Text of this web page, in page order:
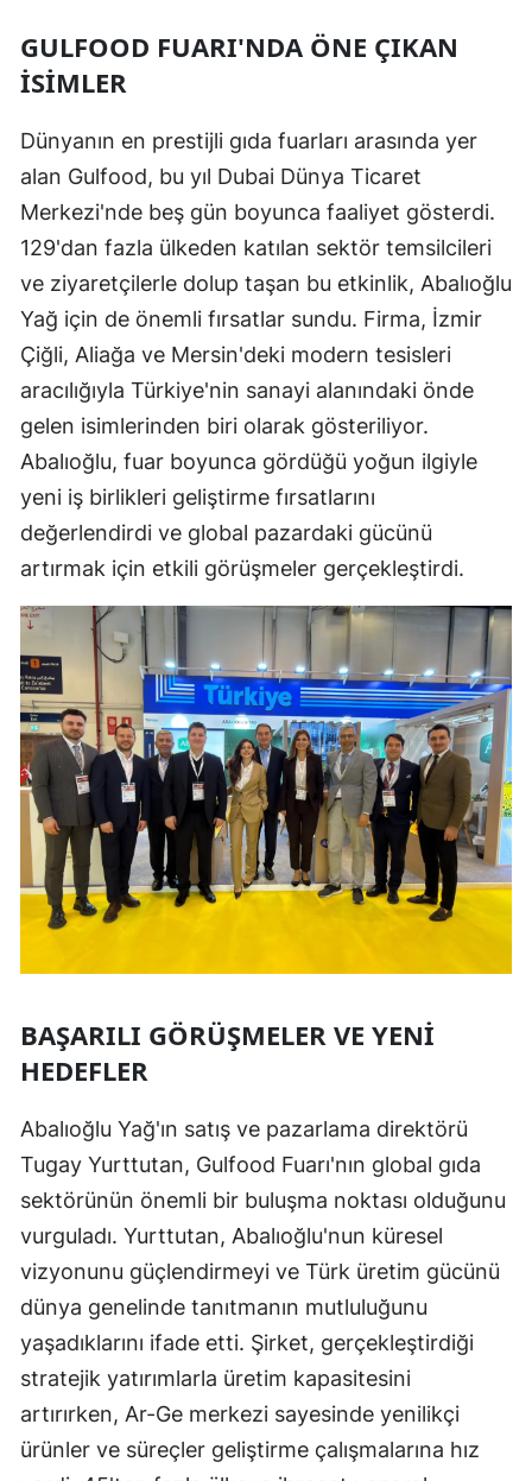
GULFOOD FUARI'NDA ÖNE ÇIKAN
İSIMLER
Dünyanın en prestijli gıda fuarları arasında yer
alan Gulfood, bu yıl Dubai Dünya Ticaret
Merkezi'nde beş gün boyunca faaliyet gösterdi.
129'dan fazla ülkeden katılan sektör temsilcileri
ve ziyaretçilerle dolup taşan bu etkinlik, Abalıoğlu
Yağ için de önemli fırsatlar sundu. Firma, İzmir
Çiğli, Aliağa ve Mersin'deki modern tesisleri
aracılığıyla Türkiye'nin sanayi alanındaki önde
gelen isimlerinden biri olarak gösteriliyor.
Abalıoğlu, fuar boyunca gördüğü yoğun ilgiyle
yeni iş birlikleri geliştirme fırsatlarını
değerlendirdi ve global pazardaki gücünü
artırmak için etkili görüşmeler gerçekleştirdi.
BAŞARILI GÖRÜŞMELER VE YENI
HEDEFLER
Abalıoğlu Yağ'ın satış ve pazarlama direktörü
Tugay Yurttutan, Gulfood Fuarı'nın global gıda
sektörünün önemli bir buluşma noktası olduğunu
vurguladı. Yurttutan, Abalıoğlu'nun küresel
vizyonunu güçlendirmeyi ve Türk üretim gücünü
dünya genelinde tanıtmanın mutluluğunu
yaşadıklarını ifade etti. Şirket, gerçekleştirdiği
stratejik yatırımlarla üretim kapasitesini
artırırken, Ar-Ge merkezi sayesinde yenilikçi
ürünler ve süreçler geliştirme çalışmalarına hız